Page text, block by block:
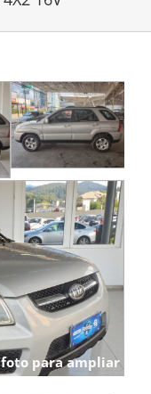
para ampliar